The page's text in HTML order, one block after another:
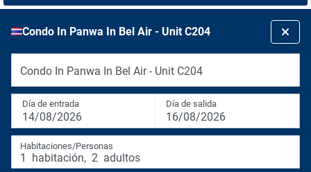
Condo In Panwa In Bel Air - Unit C204
Condo In Panwa In Bel Air - Unit C204
Día de entrada
14/08/2026
Día de salida
16/08/2026
Habitaciones/Personas
1 habitación, 2 adultos